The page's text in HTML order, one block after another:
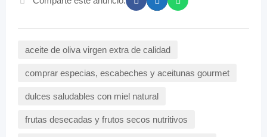
aceite de oliva virgen extra de calidad
comprar especias, escabeches y aceitunas gourmet
dulces saludables con miel natural
frutas desecadas y frutos secos nutritivos